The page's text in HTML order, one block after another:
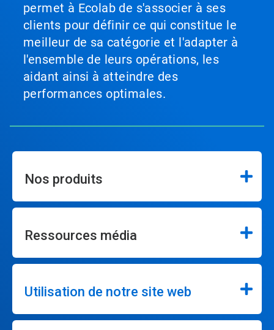
permet à Ecolab de s'associer à ses
clients pour définir ce qui constitue le
meilleur de sa catégorie et l'adapter à
l'ensemble de leurs opérations, les
aidant ainsi à atteindre des
performances optimales.
Nos produits
Ressources média
Utilisation de notre site web